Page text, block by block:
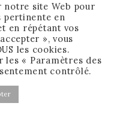
notre site Web pour
pertinente en
en répétant vos
», vous
les cookies.
les « Paramètres des
contrôlé.